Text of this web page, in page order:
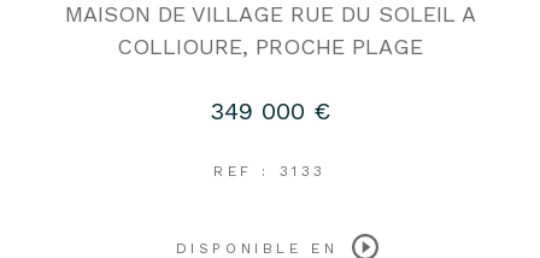
MAISON DE VILLAGE RUE DU SOLEIL A
COLLIOURE, PROCHE PLAGE
349 000 €
REF : 3133
DISPONIBLE EN